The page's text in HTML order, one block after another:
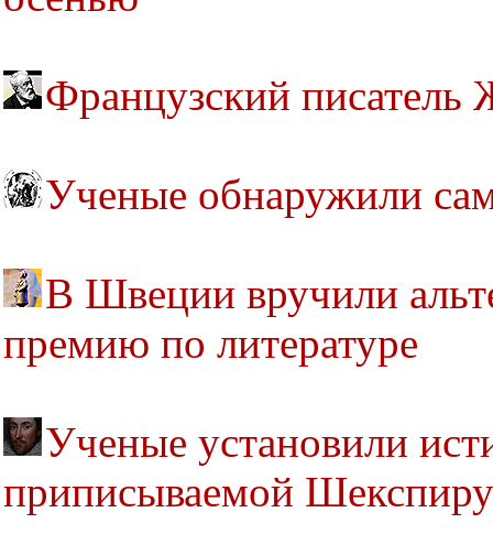
Французский
Ученые обнаружили
В Швеции вручили
премию по литературе
Ученые установили
приписываемой Шекспиру